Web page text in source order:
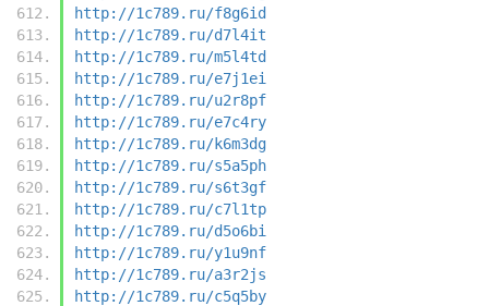
http://1c789.ru/f8g6id
http://1c789.ru/d7l4it
http://1c789.ru/m5l4td
http://1c789.ru/e7j1ei
http://1c789.ru/u2r8pf
http://1c789.ru/e7c4ry
http://1c789.ru/k6m3dg
http://1c789.ru/s5a5ph
http://1c789.ru/s6t3gf
http://1c789.ru/c7l1tp
http://1c789.ru/d5o6bi
http://1c789.ru/y1u9nf
http://1c789.ru/a3r2js
http://1c789.ru/c5q5by